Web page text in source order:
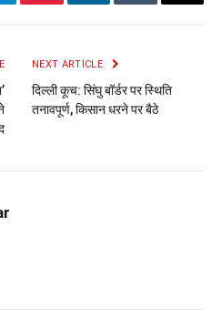
PinterestLinkedInTumblrEmail
NEXT ARTICLE
दिल्ली कूच: सिंघु बॉर्डर पर स्थिति
तनावपूर्ण, किसान धरने पर बैठे